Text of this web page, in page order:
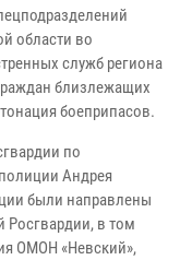
области во
служб региона
близлежащих
боеприпасов.
по
Андрея
были направлены
Росгвардии, в том
ОМОН «Невский»,